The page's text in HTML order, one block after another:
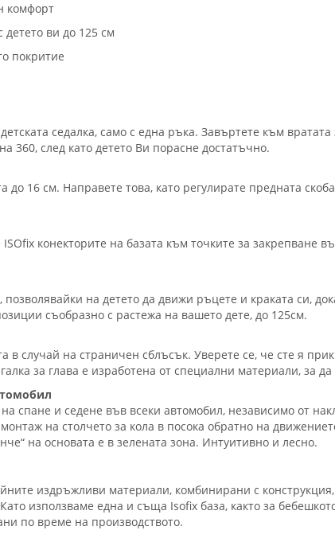
комфорт
детето ви до 125 см
покритие
седалка, само с една ръка. Завъртете към
360, след като детето Ви порасне достатъчно.
16 см. Направете това, като регулирате предната
конекторите на базата към точките за закрепване
на детето да движи ръцете и краката си,
съобразно с растежа на вашето дете, до 125см.
случай на страничен сблъсък. Уверете се, че сте я
за глава е изработена от специални материали, за
спане и седене във всеки автомобил, независимо от
на столчето за кола в посока обратно на
на основата е в зелената зона. Интуитивно и лесно.
издръжливи материали, комбинирани с
използваме една и съща Isofix база, както за
по време на производството.